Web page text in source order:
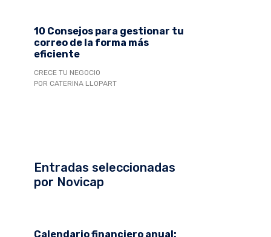
10 Consejos para gestionar tu
correo de la forma más
eficiente
CRECE TU NEGOCIO
POR CATERINA LLOPART
Entradas seleccionadas
por Novicap
Calendario financiero anual: